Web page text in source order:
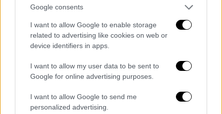
Google consents
I want to allow Google to enable storage
related to advertising like cookies on web or
device identifiers in apps.
I want to allow my user data to be sent to
Google for online advertising purposes.
I want to allow Google to send me
personalized advertising.
Τα επόμενα βήματα της εισαγγελίας
Πρώην εργαζόμενοςσε δομή της
Κιβωτού
του Κόσμουβρέθηκε τη Δευτέρα στην
καταθέσειστις Εισαγγελείς που ερευνούν
καταγγελίεςγιακακοποιήσεις
φιλοξενούμενων παιδιών από πρόσωπα του
ΜΚΟ.